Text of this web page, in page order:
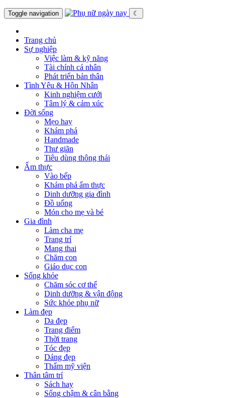
Toggle navigation ☾
Trang chủ
Sự nghiệp
Việc làm & kỹ năng
Tài chính cá nhân
Phát triển bản thân
Tình Yêu & Hôn Nhân
Kinh nghiệm cưới
Tâm lý & cảm xúc
Đời sống
Mẹo hay
Khám phá
Handmade
Thư giãn
Tiêu dùng thông thái
Ẩm thực
Vào bếp
Khám phá ẩm thực
Dinh dưỡng gia đình
Đồ uống
Món cho mẹ và bé
Gia đình
Làm cha mẹ
Trang trí
Mang thai
Chăm con
Giáo dục con
Sống khỏe
Chăm sóc cơ thể
Dinh dưỡng & vận động
Sức khỏe phụ nữ
Làm đẹp
Da đẹp
Trang điểm
Thời trang
Tóc đẹp
Dáng đẹp
Thẩm mỹ viện
Thân tâm trí
Sách hay
Sống chậm & cân bằng